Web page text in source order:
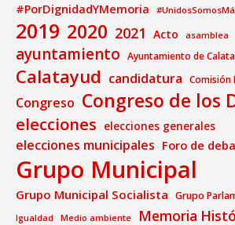
#PorDignidadYMemoria
2019 2020 2021 Acto asamblea
ayuntamiento Ayuntamiento de
Calatayud candidatura Comisión
Congreso Congreso de los
elecciones elecciones generales
elecciones municipales Foro de
Grupo Municipal
Grupo Municipal Socialista Grupo
Igualdad Medio ambiente Memoria